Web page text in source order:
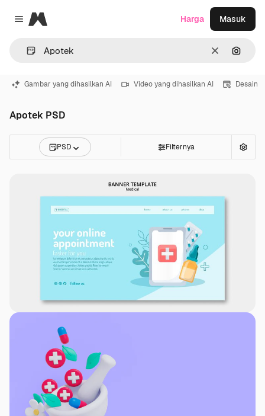
Close menu
Magnific
Jernih
Harga Masuk
Gambar yang dihasilkan AI Video yang dihasilkan AI Desain
Apotek PSD
PSD Filternya